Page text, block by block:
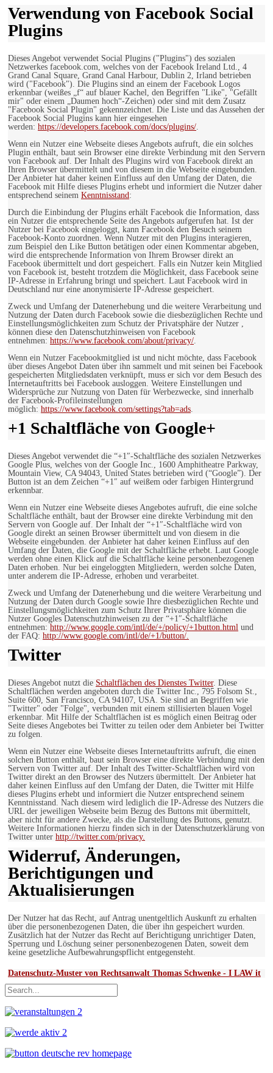
Verwendung von Facebook Social
Plugins
Dieses Angebot verwendet Social Plugins ("Plugins") des sozialen
Netzwerkes facebook.com, welches von der Facebook Ireland Ltd., 4
Grand Canal Square, Grand Canal Harbour, Dublin 2, Irland betrieben
wird ("Facebook"). Die Plugins sind an einem der Facebook Logos
erkennbar (weißes „f“ auf blauer Kachel, den Begriffen "Like", "Gefällt
mir" oder einem „Daumen hoch“-Zeichen) oder sind mit dem Zusatz
"Facebook Social Plugin" gekennzeichnet. Die Liste und das Aussehen der
Facebook Social Plugins kann hier eingesehen
werden: https://developers.facebook.com/docs/plugins/.
Wenn ein Nutzer eine Webseite dieses Angebots aufruft, die ein solches
Plugin enthält, baut sein Browser eine direkte Verbindung mit den Servern
von Facebook auf. Der Inhalt des Plugins wird von Facebook direkt an
Ihren Browser übermittelt und von diesem in die Webseite eingebunden.
Der Anbieter hat daher keinen Einfluss auf den Umfang der Daten, die
Facebook mit Hilfe dieses Plugins erhebt und informiert die Nutzer daher
entsprechend seinem Kenntnisstand:
Durch die Einbindung der Plugins erhält Facebook die Information, dass
ein Nutzer die entsprechende Seite des Angebots aufgerufen hat. Ist der
Nutzer bei Facebook eingeloggt, kann Facebook den Besuch seinem
Facebook-Konto zuordnen. Wenn Nutzer mit den Plugins interagieren,
zum Beispiel den Like Button betätigen oder einen Kommentar abgeben,
wird die entsprechende Information von Ihrem Browser direkt an
Facebook übermittelt und dort gespeichert. Falls ein Nutzer kein Mitglied
von Facebook ist, besteht trotzdem die Möglichkeit, dass Facebook seine
IP-Adresse in Erfahrung bringt und speichert. Laut Facebook wird in
Deutschland nur eine anonymisierte IP-Adresse gespeichert.
Zweck und Umfang der Datenerhebung und die weitere Verarbeitung und
Nutzung der Daten durch Facebook sowie die diesbezüglichen Rechte und
Einstellungsmöglichkeiten zum Schutz der Privatsphäre der Nutzer ,
können diese den Datenschutzhinweisen von Facebook
entnehmen: https://www.facebook.com/about/privacy/.
Wenn ein Nutzer Facebookmitglied ist und nicht möchte, dass Facebook
über dieses Angebot Daten über ihn sammelt und mit seinen bei Facebook
gespeicherten Mitgliedsdaten verknüpft, muss er sich vor dem Besuch des
Internetauftritts bei Facebook ausloggen. Weitere Einstellungen und
Widersprüche zur Nutzung von Daten für Werbezwecke, sind innerhalb
der Facebook-Profileinstellungen
möglich: https://www.facebook.com/settings?tab=ads.
+1 Schaltfläche von Google+
Dieses Angebot verwendet die “+1″-Schaltfläche des sozialen Netzwerkes
Google Plus, welches von der Google Inc., 1600 Amphitheatre Parkway,
Mountain View, CA 94043, United States betrieben wird (“Google”). Der
Button ist an dem Zeichen “+1″ auf weißem oder farbigen Hintergrund
erkennbar.
Wenn ein Nutzer eine Webseite dieses Angebotes aufruft, die eine solche
Schaltfläche enthält, baut der Browser eine direkte Verbindung mit den
Servern von Google auf. Der Inhalt der “+1″-Schaltfläche wird von
Google direkt an seinen Browser übermittelt und von diesem in die
Webseite eingebunden. der Anbieter hat daher keinen Einfluss auf den
Umfang der Daten, die Google mit der Schaltfläche erhebt. Laut Google
werden ohne einen Klick auf die Schaltfläche keine personenbezogenen
Daten erhoben. Nur bei eingeloggten Mitgliedern, werden solche Daten,
unter anderem die IP-Adresse, erhoben und verarbeitet.
Zweck und Umfang der Datenerhebung und die weitere Verarbeitung und
Nutzung der Daten durch Google sowie Ihre diesbezüglichen Rechte und
Einstellungsmöglichkeiten zum Schutz Ihrer Privatsphäre können die
Nutzer Googles Datenschutzhinweisen zu der “+1″-Schaltfläche
entnehmen: http://www.google.com/intl/de/+/policy/+1button.html und
der FAQ: http://www.google.com/intl/de/+1/button/.
Twitter
Dieses Angebot nutzt die Schaltflächen des Dienstes Twitter. Diese
Schaltflächen werden angeboten durch die Twitter Inc., 795 Folsom St.,
Suite 600, San Francisco, CA 94107, USA. Sie sind an Begriffen wie
"Twitter" oder "Folge", verbunden mit einem stillisierten blauen Vogel
erkennbar. Mit Hilfe der Schaltflächen ist es möglich einen Beitrag oder
Seite dieses Angebotes bei Twitter zu teilen oder dem Anbieter bei Twitter
zu folgen.
Wenn ein Nutzer eine Webseite dieses Internetauftritts aufruft, die einen
solchen Button enthält, baut sein Browser eine direkte Verbindung mit den
Servern von Twitter auf. Der Inhalt des Twitter-Schaltflächen wird von
Twitter direkt an den Browser des Nutzers übermittelt. Der Anbieter hat
daher keinen Einfluss auf den Umfang der Daten, die Twitter mit Hilfe
dieses Plugins erhebt und informiert die Nutzer entsprechend seinem
Kenntnisstand. Nach diesem wird lediglich die IP-Adresse des Nutzers die
URL der jeweiligen Webseite beim Bezug des Buttons mit übermittelt,
aber nicht für andere Zwecke, als die Darstellung des Buttons, genutzt.
Weitere Informationen hierzu finden sich in der Datenschutzerklärung von
Twitter unter http://twitter.com/privacy.
Widerruf, Änderungen,
Berichtigungen und
Aktualisierungen
Der Nutzer hat das Recht, auf Antrag unentgeltlich Auskunft zu erhalten
über die personenbezogenen Daten, die über ihn gespeichert wurden.
Zusätzlich hat der Nutzer das Recht auf Berichtigung unrichtiger Daten,
Sperrung und Löschung seiner personenbezogenen Daten, soweit dem
keine gesetzliche Aufbewahrungspflicht entgegensteht.
Datenschutz-Muster von Rechtsanwalt Thomas Schwenke - I LAW it